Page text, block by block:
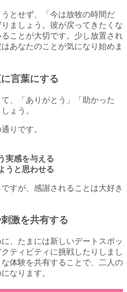
とせず、「今は放牧の時間だ
ましょう。彼が戻ってきたくな
ことが大切です。少し放置され
あなたのことが気になり始めま
言葉にする
、「ありがとう」「助かった
ょう。
りです。
実感を与える
うと思わせる
すが、感謝されることは大好き
激を共有する
、たまには新しいデートスポッ
ティビティに挑戦したりしまし
体験を共有することで、二人の
なります。